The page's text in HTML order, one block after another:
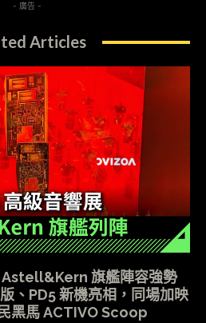
- 廣告 -
Articles
Astell&Kern 旗艦陣容強勢
、PD5 新機亮相，同場加映
黑馬 ACTIVO Scoop